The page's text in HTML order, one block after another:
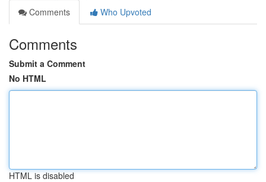
Comments
Who Upvoted
Comments
Submit a Comment
No HTML
HTML is disabled